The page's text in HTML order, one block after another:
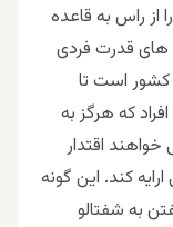
از راس به قاعده
های قدرت فردی
کشور است تا
که هرگز به
اقتدار
کند. این گونه
به شفتالو